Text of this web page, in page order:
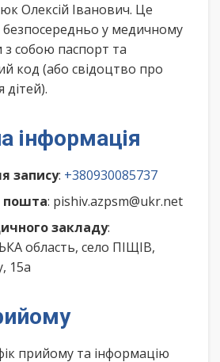
Олексій Іванович. Це
у медичному
з собою паспорт та
код (або свідоцтво про
інформація
запису: +380930085737
пошта: pishiv.azpsm@ukr.net
закладу:
область, село ПІЩІВ,
15а
прийому та інформацію